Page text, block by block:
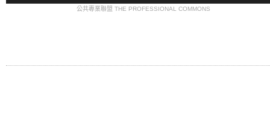
公共專業聯盟 THE PROFESSIONAL COMMONS